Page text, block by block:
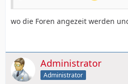
wo die Foren angezeit werden
Administrator
Administrator